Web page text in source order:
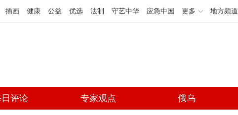
插画 健康 公益 优选 法制 守艺中华 应急中国 更多 地方频道
评论 专家观点 俄乌